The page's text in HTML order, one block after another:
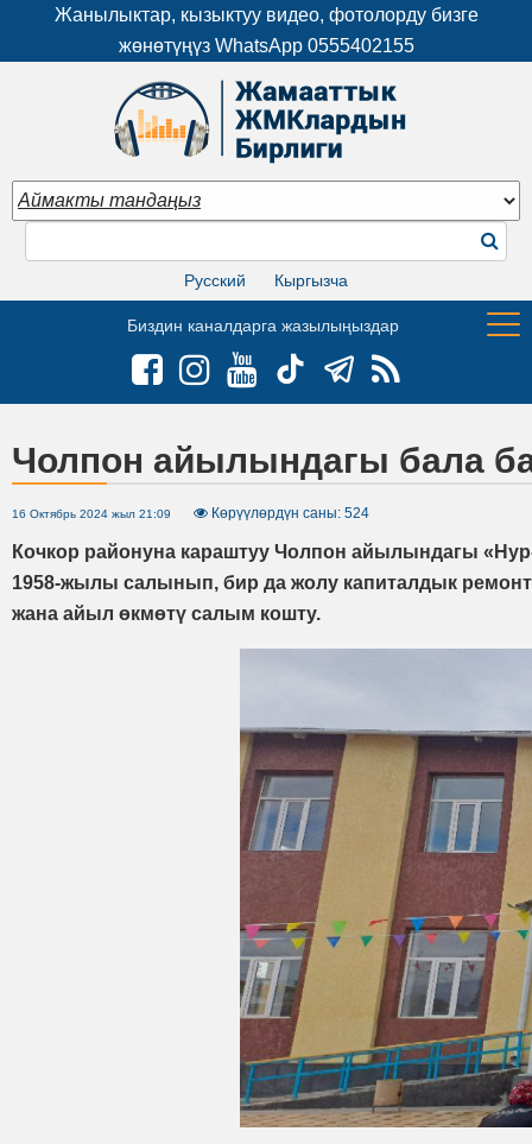
Жанылыктар, кызыктуу видео, фотолорду бизге
жөнөтүңүз WhatsApp 0555402155
Русский Кыргызча
Биздин каналдарга жазылыңыздар
Чолпон айылындагы бала
16 Октябрь 2024 жыл 21:09 Көрүүлөрдүн саны: 524
Кочкор районуна караштуу Чолпон айылындагы
1958-жылы салынып, бир да жолу капиталдык
жана айыл өкмөтү салым кошту.